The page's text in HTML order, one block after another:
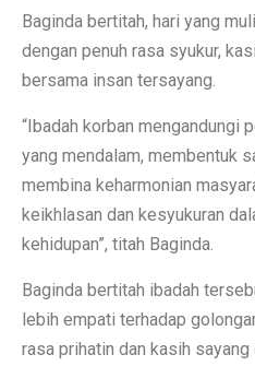
Baginda bertitah, hari yang
dengan penuh rasa syukur,
bersama insan tersayang.
“Ibadah korban mengandungi
yang mendalam, membentuk
membina keharmonian
keikhlasan dan kesyukuran
kehidupan”, titah Baginda.
Baginda bertitah ibadah
lebih empati terhadap
rasa prihatin dan kasih sayang